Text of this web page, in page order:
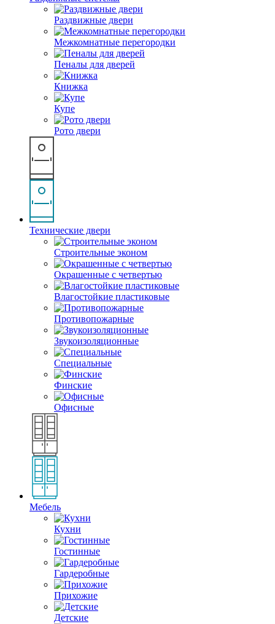
Раздвижные двери
Межкомнатные перегородки
Пеналы для дверей
Книжка
Купе
Рото двери
Технические двери
Строительные эконом
Окрашенные с четвертью
Влагостойкие пластиковые
Противопожарные
Звукоизоляционные
Специальные
Финские
Офисные
Мебель
Кухни
Гостинные
Гардеробные
Прихожие
Детские